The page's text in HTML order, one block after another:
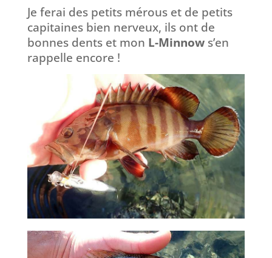
Je ferai des petits mérous et de petits
capitaines bien nerveux, ils ont de
bonnes dents et mon L-Minnows’en
rappelle encore !